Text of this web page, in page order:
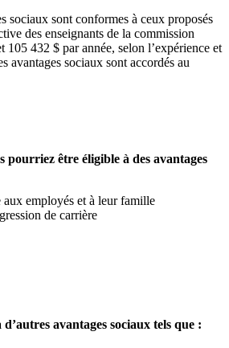
sociaux sont conformes à ceux proposés
des enseignants de la commission
105 432 $ par année, selon l’expérience et
avantages sociaux sont accordés au
pourriez être éligible à des avantages
aux employés et à leur famille
de carrière
avantages sociaux tels que :